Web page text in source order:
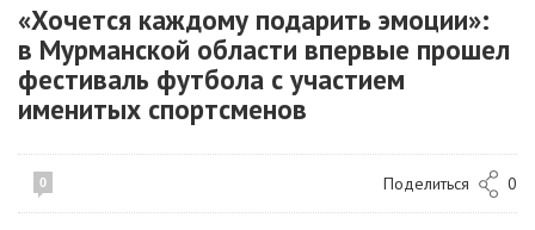
«Хочется каждому подарить эмоции»:
в Мурманской области впервые прошел
фестиваль футбола с участием
именитых спортсменов
0 Поделиться 0